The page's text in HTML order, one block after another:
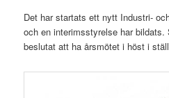
Det har startats ett nytt Industri-
och en interimsstyrelse har bildats.
beslutat att ha årsmötet i höst i